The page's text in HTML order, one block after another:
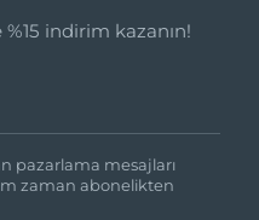
indirim kazanın!
pazarlama mesajları
zaman abonelikten